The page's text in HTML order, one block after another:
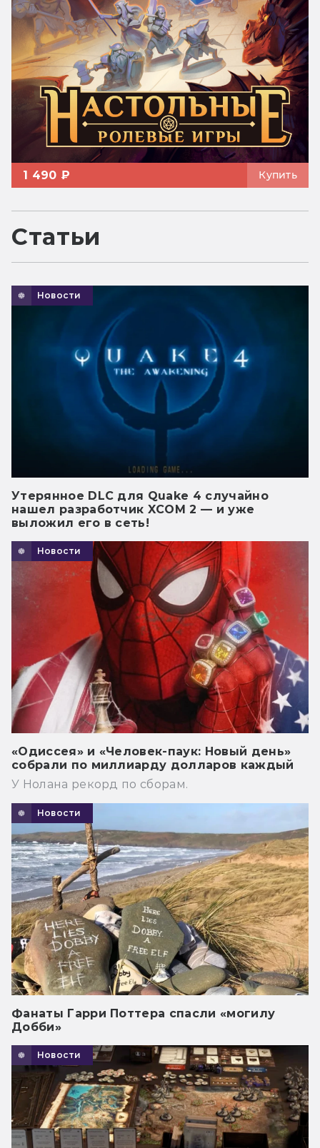
1 490 ₽ Купить
Статьи
Новости
Утерянное DLC для Quake 4 случайно
нашел разработчик XCOM 2 — и уже
выложил его в сеть!
Новости
«Одиссея» и «Человек-паук: Новый день»
собрали по миллиарду долларов каждый
У Нолана рекорд по сборам.
Новости
Фанаты Гарри Поттера спасли «могилу
Добби»
Новости